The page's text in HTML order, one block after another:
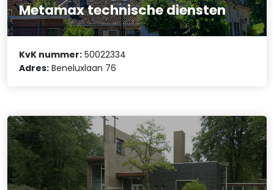
Metamax technische diensten
KvK nummer: 50022334
Adres: Beneluxlaan 76